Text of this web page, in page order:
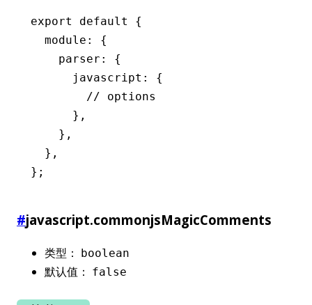
export default
{
  module
:
{
    parser
:
{
      javascript
:
{
        // options
      }
,
    }
,
  }
,
};
#javascript.commonjsMagicComments
类型： boolean
默认值： false